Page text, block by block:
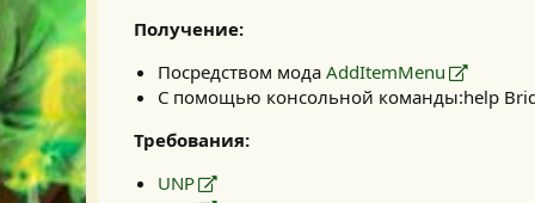
Получение:
Посредством мода AddItemMenu
С помощью консольной команды:help
Требования:
UNP